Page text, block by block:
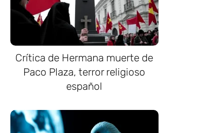
Crítica de Hermana muerte de
Paco Plaza, terror religioso
español